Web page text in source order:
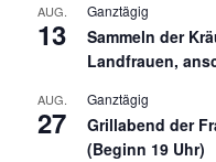
AUG.
13
Ganztägig
Sammeln der
Landfrauen,
AUG.
27
Ganztägig
Grillabend der
(Beginn 19 Uhr)